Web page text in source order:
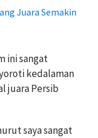
Juara Semakin
ini sangat
kedalaman
juara Persib
saya sangat